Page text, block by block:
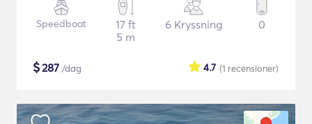
Speedboat
17 ft
5 m
6 Kryssning 0
$287 /dag (1 recensioner)
4.7